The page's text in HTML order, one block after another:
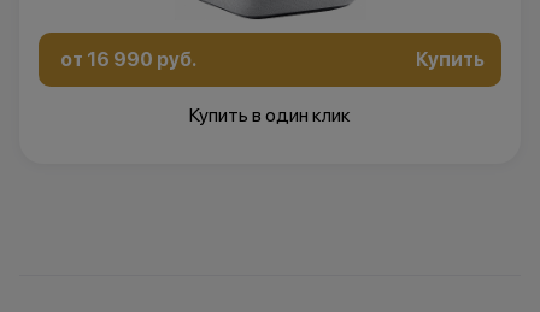
от 16 990 руб. Купить
Купить в один клик